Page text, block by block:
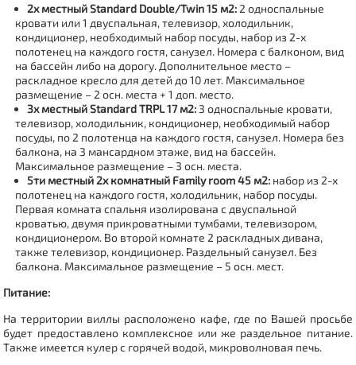
2х местный Standard Double/Twin 15 м2: 2 односпальные
кровати или 1 двуспальная, телевизор, холодильник,
кондиционер, необходимый набор посуды, набор из 2-х
полотенец на каждого гостя, санузел. Номера с балконом, вид
на бассейн либо на дорогу. Дополнительное место –
раскладное кресло для детей до 10 лет. Максимальное
размещение – 2 осн. места + 1 доп. место.
3х местный Standard TRPL 17 м2: 3 односпальные кровати,
телевизор, холодильник, кондиционер, необходимый набор
посуды, по 2 полотенца на каждого гостя, санузел. Номера без
балкона, на 3 мансардном этаже, вид на бассейн.
Максимальное размещение – 3 осн. места.
5ти местный 2х комнатный Family room 45 м2: набор из 2-х
полотенец на каждого гостя, холодильник, набор посуды.
Первая комната спальня изолирована с двуспальной
кроватью, двумя прикроватными тумбами, телевизором,
кондиционером. Во второй комнате 2 раскладных дивана,
также телевизор, кондиционер. Раздельный санузел. Без
балкона. Максимальное размещение – 5 осн. мест.
Питание:
На территории виллы расположено кафе, где по Вашей просьбе
будет предоставлено комплексное или же раздельное питание.
Также имеется кулер с горячей водой, микроволновая печь.